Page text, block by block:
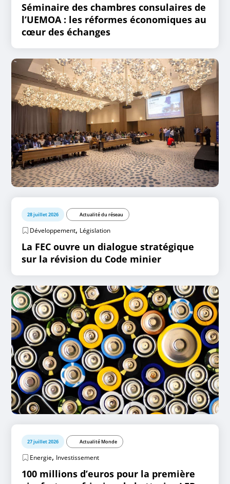
Séminaire des chambres consulaires de
l’UEMOA : les réformes économiques au
cœur des échanges
28 juillet 2026 Actualité du réseau
Développement, Législation
La FEC ouvre un dialogue stratégique
sur la révision du Code minier
27 juillet 2026 Actualité Monde
Energie, Investissement
100 millions d’euros pour la première